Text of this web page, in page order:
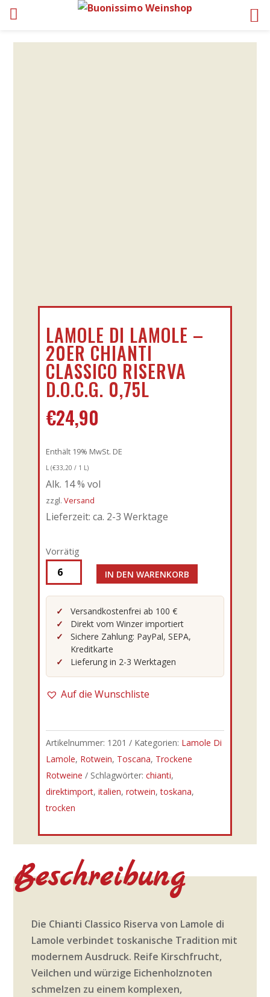
LAMOLE DI LAMOLE –
20ER CHIANTI
CLASSICO RISERVA
D.O.C.G. 0,75L
€24,90
Enthält 19% MwSt. DE
L (€33,20 / 1 L)
Alk. 14 % vol
zzgl. Versand
Lieferzeit: ca. 2-3 Werktage
Vorrätig
Lamole
Di
Lamole
Chianti
Classico
Riserva
Menge
IN DEN WARENKORB
Versandkostenfrei ab 100 €
Direkt vom Winzer importiert
Sichere Zahlung: PayPal, SEPA,
Kreditkarte
Lieferung in 2-3 Werktagen
Auf die Wunschliste
Artikelnummer: 1201 Kategorien: Lamole Di
Lamole, Rotwein, Toscana, Trockene
Rotweine
Schlagwörter: chianti,
direktimport, italien, rotwein,toskana,
trocken
Beschreibung
Die Chianti Classico Riserva von Lamole di
Lamole verbindet toskanische Tradition mit
modernem Ausdruck. Reife Kirschfrucht,
Veilchen und würzige Eichenholznoten
schmelzen zu einem komplexen,